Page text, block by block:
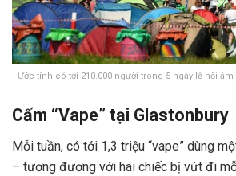
Ước tính có tới 210.000 người trong 5 ngày lễ hội
Cấm “Vape” tại Glastonbury
Mỗi tuần, có tới 1,3 triệu “vape” dùng
– tương đương với hai chiếc bị vứt đi